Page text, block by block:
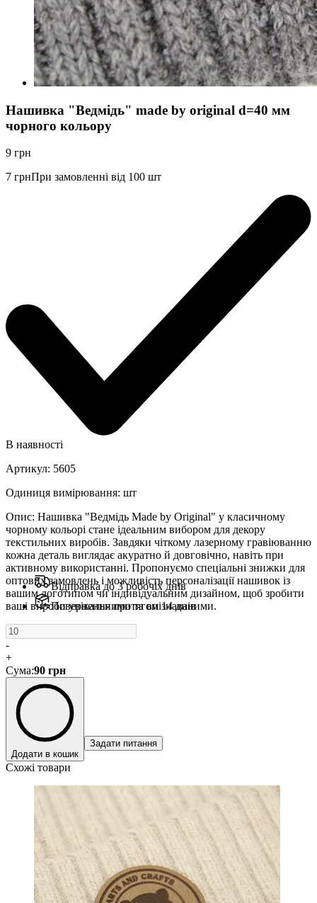
Нашивка "Ведмідь" made by original d=40 мм
чорного кольору
9 грн
7 грнПри замовленні від 100 шт
В наявності
Артикул: 5605
Одиниця вимірювання: шт
Опис: Нашивка "Ведмідь Made by Original" у класичному
чорному кольорі стане ідеальним вибором для декору
текстильних виробів. Завдяки чіткому лазерному гравіюванню
кожна деталь виглядає акуратно й довговічно, навіть при
активному використанні. Пропонуємо спеціальні знижки для
оптових замовлень і можливість персоналізації нашивок із
вашим логотипом чи індивідуальним дизайном, щоб зробити
ваші вироби унікальними та впізнаваними.
Відправка до 3 робочіх днів
Повернення протягом 14 днів
-
+
Сума:90 грн
Додати в кошик
Задати питання
Схожі товари